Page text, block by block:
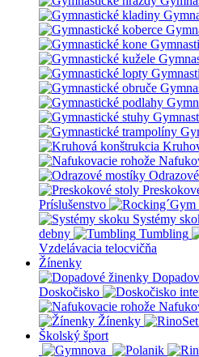
Príslušenstvo
Systémy
debny
Tumbling
Vzdelávacia telocvičňa
Žínenky
Doskočisko
Žínenky
Školský šport